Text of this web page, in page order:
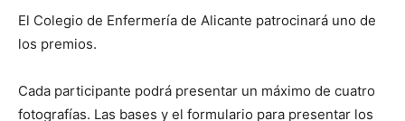
El Colegio de Enfermería de Alicante patrocinará uno de
los premios.
Cada participante podrá presentar un máximo de cuatro
fotografías. Las bases y el formulario para presentar los